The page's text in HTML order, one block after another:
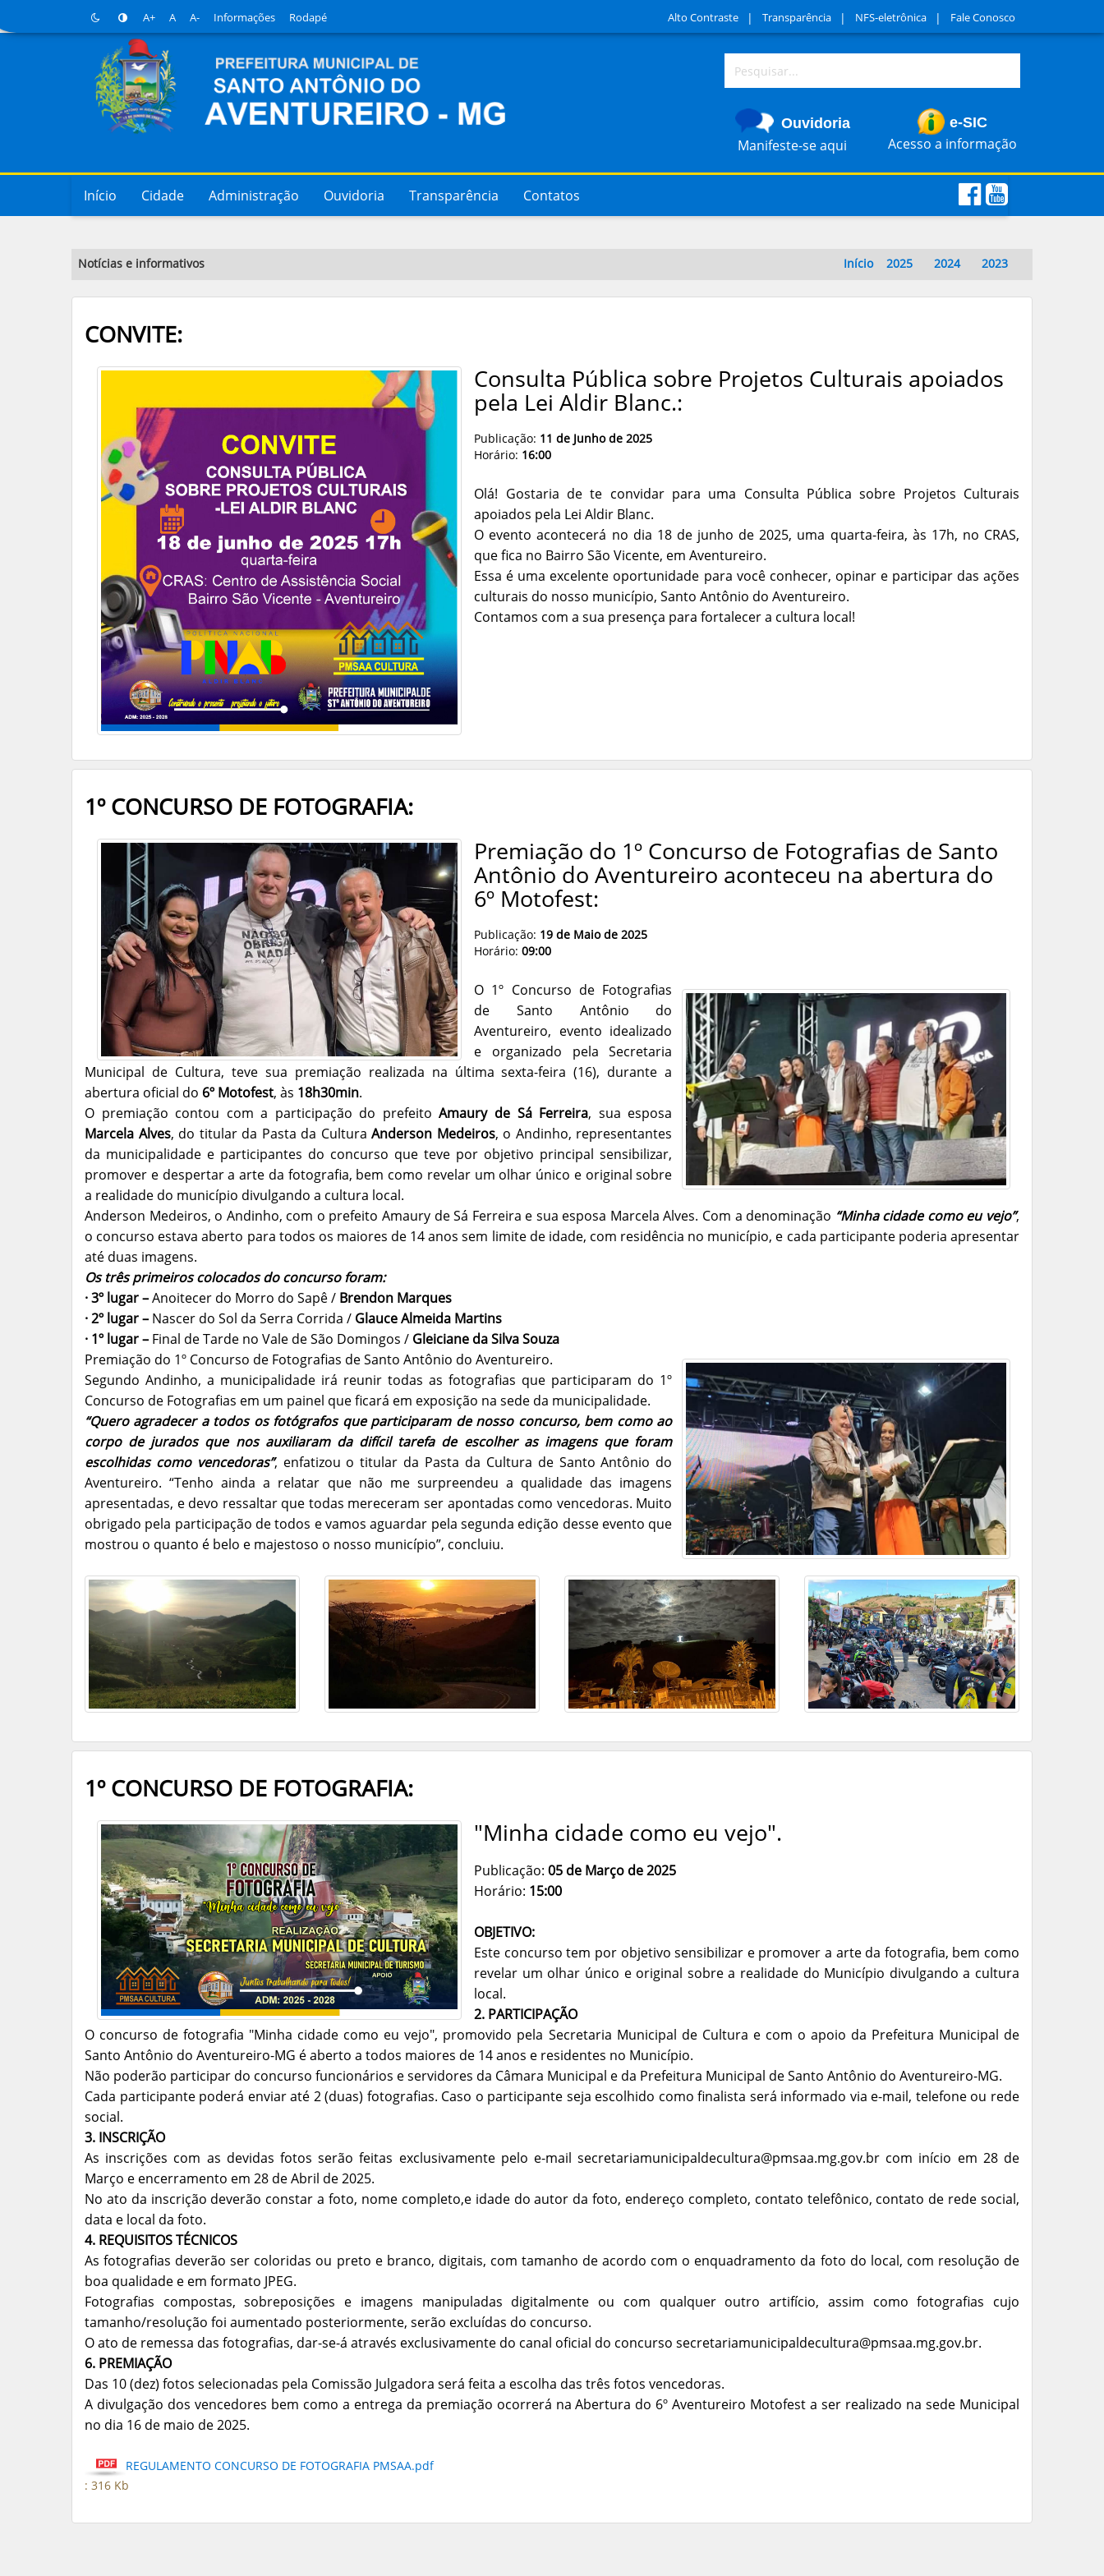
A+ A A- Informações Rodapé Alto Contraste | Transparência | NFS-eletrônica | Fale Conosco
Ouvidoria
Manifeste-se aqui
e-SIC
Acesso a informação
Início Cidade Administração Ouvidoria Transparência Contatos
Notícias e informativos Início 2025 2024 2023
CONVITE:
Consulta Pública sobre Projetos Culturais apoiados
pela Lei Aldir Blanc.:
Publicação: 11 de Junho de 2025
Horário: 16:00
Olá! Gostaria de te convidar para uma Consulta Pública sobre Projetos Culturais
apoiados pela Lei Aldir Blanc.
O evento acontecerá no dia 18 de junho de 2025, uma quarta-feira, às 17h, no CRAS,
que fica no Bairro São Vicente, em Aventureiro.
Essa é uma excelente oportunidade para você conhecer, opinar e participar das ações
culturais do nosso município, Santo Antônio do Aventureiro.
Contamos com a sua presença para fortalecer a cultura local!
1º CONCURSO DE FOTOGRAFIA:
Premiação do 1º Concurso de Fotografias de Santo
Antônio do Aventureiro aconteceu na abertura do
6º Motofest:
Publicação: 19 de Maio de 2025
Horário:09:00
O 1º Concurso de Fotografias
de Santo Antônio do
Aventureiro, evento idealizado
e organizado pela Secretaria
Municipal de Cultura, teve sua premiação realizada na última sexta-feira (16), durante a
abertura oficial do 6º Motofest, às 18h30min.
O premiação contou com a participação do prefeitoAmaury de Sá Ferreira, sua esposa
Marcela Alves, do titular da Pasta da CulturaAnderson Medeiros, o Andinho, representantes
da municipalidade e participantes do concurso que teve por objetivo principal sensibilizar,
promover e despertar a arte da fotografia, bem como revelar um olhar único e original sobre
a realidade do município divulgando a cultura local.
Anderson Medeiros, o Andinho, com o prefeito Amaury de Sá Ferreira e sua esposa Marcela Alves. Com a denominação “Minha cidade como eu vejo”,
o concurso estava aberto para todos os maiores de 14 anos sem limite de idade, com residência no município, e cada participante poderia apresentar
até duas imagens.
Os três primeiros colocados do concurso foram:
· 3º lugar –Anoitecer do Morro do Sapê / Brendon Marques
· 2º lugar – Nascer do Sol da Serra Corrida / Glauce Almeida Martins
· 1º lugar – Final de Tarde no Vale de São Domingos / Gleiciane da Silva Souza
Premiação do 1º Concurso de Fotografias de Santo Antônio do Aventureiro.
Segundo Andinho, a municipalidade irá reunir todas as fotografias que participaram do 1º
Concurso de Fotografias em um painel que ficará em exposição na sede da municipalidade.
“Quero agradecer a todos os fotógrafos que participaram de nosso concurso, bem como ao
corpo de jurados que nos auxiliaram da difícil tarefa de escolher as imagens que foram
escolhidas como vencedoras”, enfatizou o titular da Pasta da Cultura de Santo Antônio do
Aventureiro. “Tenho ainda a relatar que não me surpreendeu a qualidade das imagens
apresentadas, e devo ressaltar que todas mereceram ser apontadas como vencedoras. Muito
obrigado pela participação de todos e vamos aguardar pela segunda edição desse evento que
mostrou o quanto é belo e majestoso o nosso município”, concluiu.
1º CONCURSO DE FOTOGRAFIA:
"Minha cidade como eu vejo".
Publicação: 05 de Março de 2025
Horário: 15:00
OBJETIVO:
Este concurso tem por objetivo sensibilizar e promover a arte da fotografia, bem como
revelar um olhar único e original sobre a realidade do Município divulgando a cultura
local.
2. PARTICIPAÇÃO
O concurso de fotografia "Minha cidade como eu vejo", promovido pela Secretaria Municipal de Cultura e com o apoio da Prefeitura Municipal de
Santo Antônio do Aventureiro-MG é aberto a todos maiores de 14 anos e residentes no Município.
Não poderão participar do concurso funcionários e servidores da Câmara Municipal e da Prefeitura Municipal de Santo Antônio do Aventureiro-MG.
Cada participante poderá enviar até 2 (duas) fotografias. Caso o participante seja escolhido como finalista será informado via e-mail, telefone ou rede
social.
3. INSCRIÇÃO
As inscrições com as devidas fotos serão feitas exclusivamente pelo e-mail secretariamunicipaldecultura@pmsaa.mg.gov.br com início em 28 de
Março e encerramento em 28 de Abril de 2025.
No ato da inscrição deverão constar a foto, nome completo,e idade do autor da foto, endereço completo, contato telefônico, contato de rede social,
data e local da foto.
4. REQUISITOS TÉCNICOS
As fotografias deverão ser coloridas ou preto e branco, digitais, com tamanho de acordo com o enquadramento da foto do local, com resolução de
boa qualidade e em formato JPEG.
Fotografias compostas, sobreposições e imagens manipuladas digitalmente ou com qualquer outro artifício, assim como fotografias cujo
tamanho/resolução foi aumentado posteriormente, serão excluídas do concurso.
O ato de remessa das fotografias, dar-se-á através exclusivamente do canal oficial do concurso secretariamunicipaldecultura@pmsaa.mg.gov.br.
6. PREMIAÇÃO
Das 10 (dez) fotos selecionadas pela Comissão Julgadora será feita a escolha das três fotos vencedoras.
A divulgação dos vencedores bem como a entrega da premiação ocorrerá na Abertura do 6º Aventureiro Motofest a ser realizado na sede Municipal
no dia 16 de maio de 2025.
REGULAMENTO CONCURSO DE FOTOGRAFIA PMSAA.pdf
: 316 Kb